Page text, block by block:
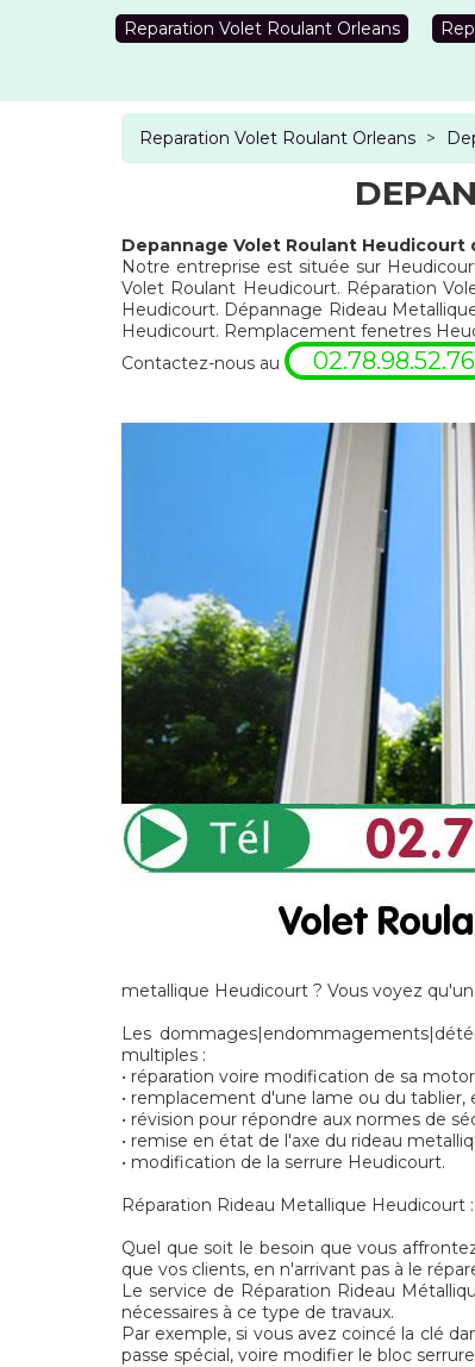
Reparation Volet Roulant Orleans
Reparation Volet Roulant Orleans >
Depannage Volet Roulant Heudicourt
Notre entreprise est située sur
Volet Roulant Heudicourt. Réparation
Heudicourt. Dépannage Rideau
Heudicourt. Remplacement fenetres
Contactez-nous au
02.78.98.52.76
metallique Heudicourt ? Vous voyez
Les
multiples :
• réparation voire modification de sa
• remplacement d'une lame ou du tablier,
• révision pour répondre aux normes de
• remise en état de l'axe du rideau
• modification de la serrure Heudicourt.
Réparation Rideau Metallique
Quel que soit le besoin que vous
que vos clients, en n'arrivant pas à le
Le service de Réparation Rideau
nécessaires à ce type de travaux.
Par exemple, si vous avez coincé la clé
passe spécial, voire modifier le bloc